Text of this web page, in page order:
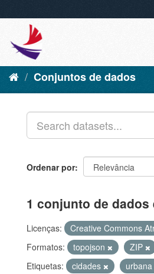
Conjuntos de dados
Ordenar por
1 conjunto de dados
Licenças:
Creative Commons
Formatos:
topojson ZIP
Etiquetas:
cidades
urbana